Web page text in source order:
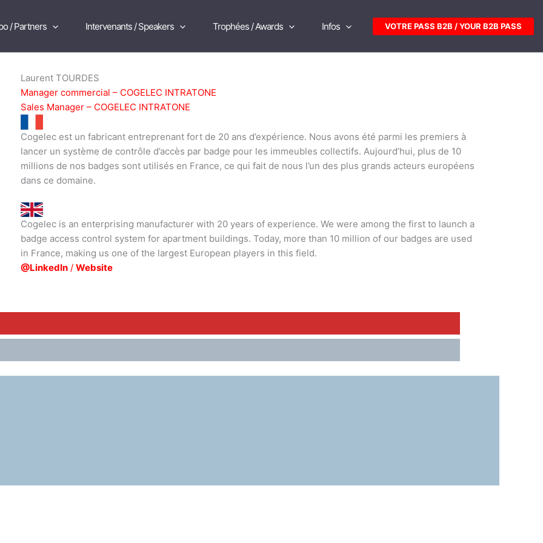
/ Partners Intervenants / Speakers Trophées / Awards Infos VOTRE PASS B2B / YOUR B2B PASS
Laurent TOURDES
Manager commercial – COGELEC INTRATONE
Sales Manager – COGELEC INTRATONE
Cogelec est un fabricant entreprenant fort de 20 ans d’expérience. Nous avons été parmi les premiers à
lancer un système de contrôle d’accès par badge pour les immeubles collectifs. Aujourd’hui, plus de 10
millions de nos badges sont utilisés en France, ce qui fait de nous l’un des plus grands acteurs européens
dans ce domaine.
Cogelec is an enterprising manufacturer with 20 years of experience. We were among the first to launch a
badge access control system for apartment buildings. Today, more than 10 million of our badges are used
in France, making us one of the largest European players in this field.
@LinkedIn/ Website